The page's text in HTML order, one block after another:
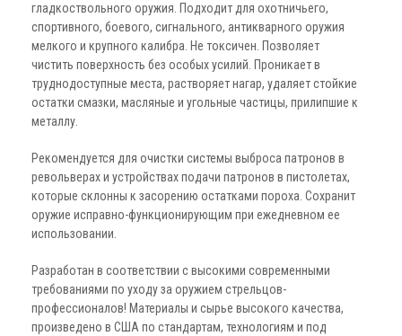
гладкоствольного оружия. Подходит для охотничьего,
спортивного, боевого, сигнального, антикварного оружия
мелкого и крупного калибра. Не токсичен. Позволяет
чистить поверхность без особых усилий. Проникает в
труднодоступные места, растворяет нагар, удаляет стойкие
остатки смазки, масляные и угольные частицы, прилипшие к
металлу.
Рекомендуется для очистки системы выброса патронов в
револьверах и устройствах подачи патронов в пистолетах,
которые склонны к засорению остатками пороха. Сохранит
оружие исправно-функционирующим при ежедневном ее
использовании.
Разработан в соответствии с высокими современными
требованиями по уходу за оружием стрельцов-
профессионалов! Материалы и сырье высокого качества,
произведено в США по стандартам, технологиям и под